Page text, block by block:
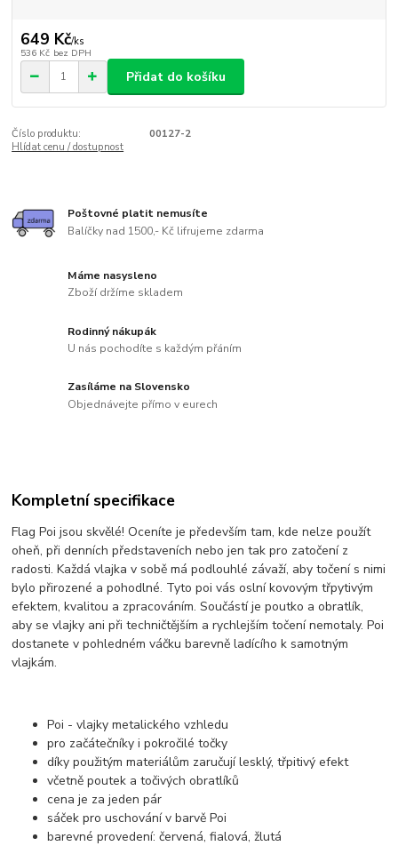
649 Kč/ks
536 Kč bez DPH
Přidat do košíku
Číslo produktu:
00127-2
Hlídat cenu / dostupnost
Poštovné platit nemusíte
Balíčky nad 1500,- Kč lifrujeme zdarma
Máme nasysleno
Zboží držíme skladem
Rodinný nákupák
U nás pochodíte s každým přáním
Zasíláme na Slovensko
Objednávejte přímo v eurech
Kompletní specifikace
Flag Poi jsou skvělé! Oceníte je především tam, kde nelze použít
oheň, při denních představeních nebo jen tak pro zatočení z
radosti. Každá vlajka v sobě má podlouhlé závaží, aby točení s nimi
bylo přirozené a pohodlné. Tyto poi vás oslní kovovým třpytivým
efektem, kvalitou a zpracováním. Součástí je poutko a obratlík,
aby se vlajky ani při techničtějším a rychlejším točení nemotaly. Poi
dostanete v pohledném váčku barevně ladícího k samotným
vlajkám.
Poi - vlajky metalického vzhledu
pro začátečníky i pokročilé točky
díky použitým materiálům zaručují lesklý, třpitivý efekt
včetně poutek a točivých obratlíků
cena je za jeden pár
sáček pro uschování v barvě Poi
barevné provedení: červená, fialová, žlutá